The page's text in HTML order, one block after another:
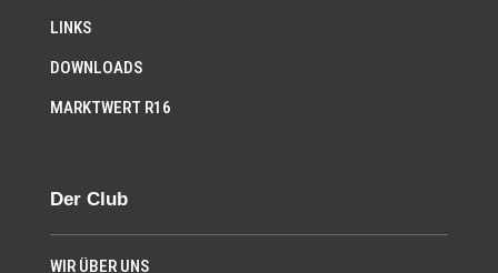
LINKS
DOWNLOADS
MARKTWERT R16
Der Club
WIR ÜBER UNS